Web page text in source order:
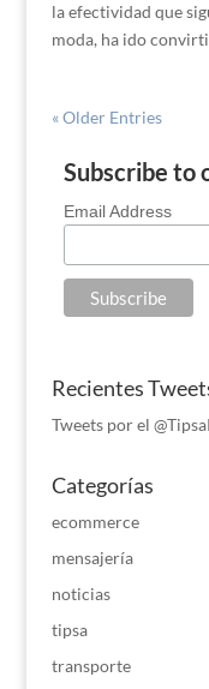
la efectividad que
moda, ha ido
« Older Entries
Subscribe to
Email Address
Recientes
Tweets por el
Categorías
ecommerce
mensajería
noticias
tipsa
transporte